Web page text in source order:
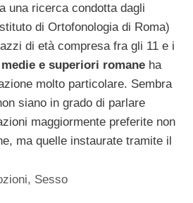
una ricerca condotta dagli
di Ortofonologia di Roma)
di età compresa fra gli 11 e i
e superiori romane ha
molto particolare. Sembra
siano in grado di parlare
maggiormente preferite non
ma quelle instaurate tramite il
, Sesso